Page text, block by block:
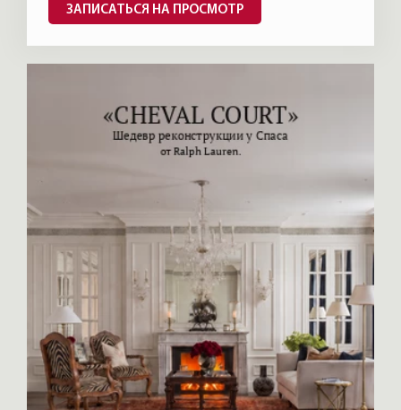
ЗАПИСАТЬСЯ НА ПРОСМОТР